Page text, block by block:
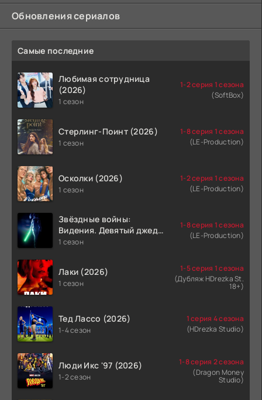
Обновления сериалов
Самые последние
Любимая сотрудница
(2026)
1 сезон
1-2 серия 1 сезона
(SoftBox)
Стерлинг-Поинт (2026)
1 сезон
1-8 серия 1 сезона
(LE-Production)
Осколки (2026)
1 сезон
1-2 серия 1 сезона
(LE-Production)
Звёздные войны:
Видения. Девятый джедай
(2026)
1 сезон
1-8 серия 1 сезона
(LE-Production)
Лаки (2026)
1 сезон
1-5 серия 1 сезона
(Дубляж HDrezka St.
18+)
Тед Лассо (2026)
1-4 сезон
1 серия 4 сезона
(HDrezka Studio)
Люди Икс '97 (2026)
1-2 сезон
1-8 серия 2 сезона
(Dragon Money
Studio)